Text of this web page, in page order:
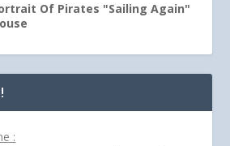
Of Pirates "Sailing Again"
: